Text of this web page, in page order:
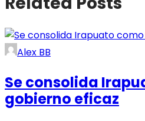
Alex BB
Se consolida
gobierno eficaz